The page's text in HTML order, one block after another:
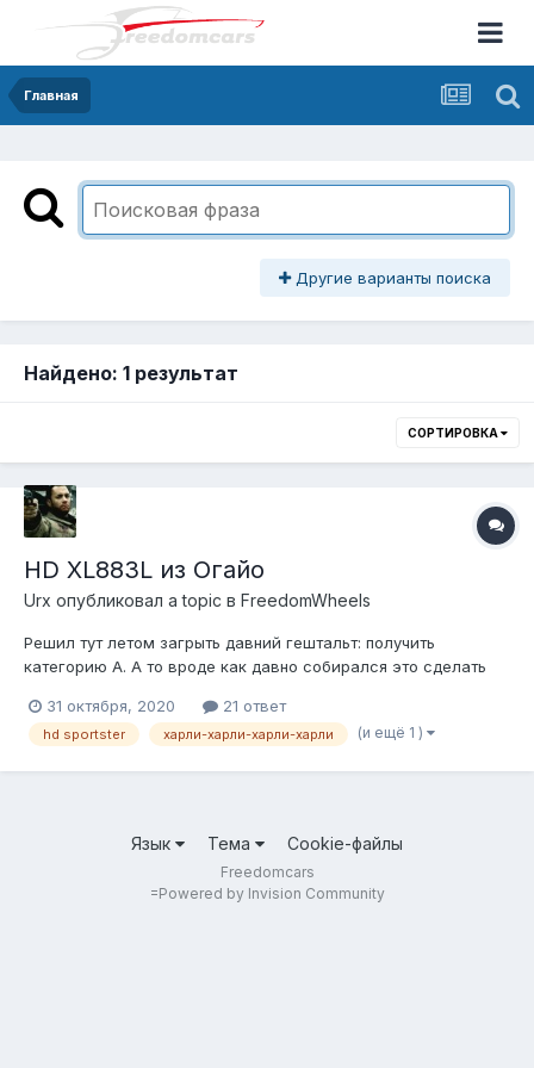
Главная
Другие варианты поиска
Найдено: 1 результат
СОРТИРОВКА
HD XL883L из Огайо
Urx опубликовал a topic в FreedomWheels
Решил тут летом загрыть давний гештальт: получить
категорию А. А то вроде как давно собирался это сделать
Пошел в мотошколу, отучился, сдал. Долго полировал на
драги, но покатавшись на ней вживую немного
31 октября, 2020 21 ответ
hd sportster харли-харли-харли-харли (и ещё 1 )
Язык Тема Cookie-файлы
Freedomcars
=Powered by Invision Community